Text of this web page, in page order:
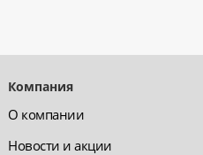
Компания
О компании
Новости и акции